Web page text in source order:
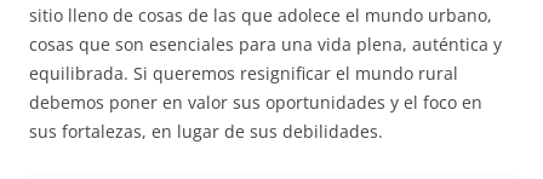
sitio lleno de cosas de las que adolece el mundo urbano,
cosas que son esenciales para una vida plena, auténtica y
equilibrada. Si queremos resignificar el mundo rural
debemos poner en valor sus oportunidades y el foco en
sus fortalezas, en lugar de sus debilidades.